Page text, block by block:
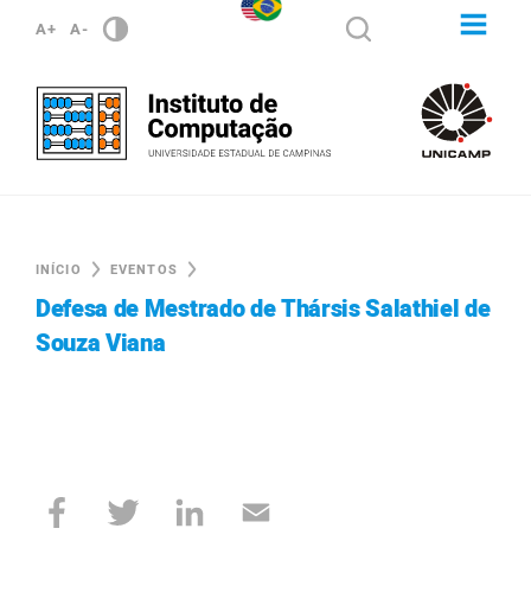
A+ A-
INÍCIO EVENTOS
Defesa de Mestrado de Thársis Salathiel de
Souza Viana